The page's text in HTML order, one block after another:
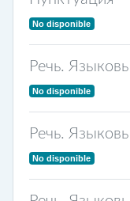
No disponible
Речь.
No disponible
Речь.
No disponible